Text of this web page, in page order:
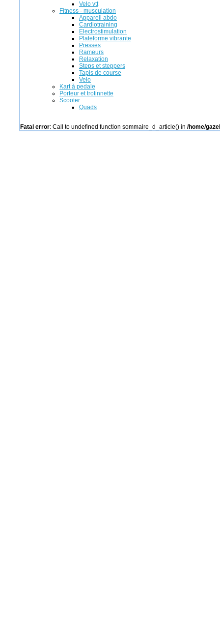
Velo vtt
Fitness - musculation
Appareil abdo
Cardiotraining
Electrostimulation
Plateforme vibrante
Presses
Rameurs
Relaxation
Steps et steppers
Tapis de course
Velo
Kart à pedale
Porteur et trotinnette
Scooter
Quads
Fatal error: Call to undefined function sommaire_d_article() in /home/